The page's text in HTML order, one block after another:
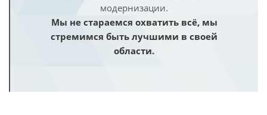
модернизации.
Мы не стараемся охватить всё, мы
стремимся быть лучшими в своей
области.